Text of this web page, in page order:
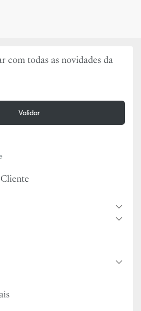
com todas as novidades da
Validar